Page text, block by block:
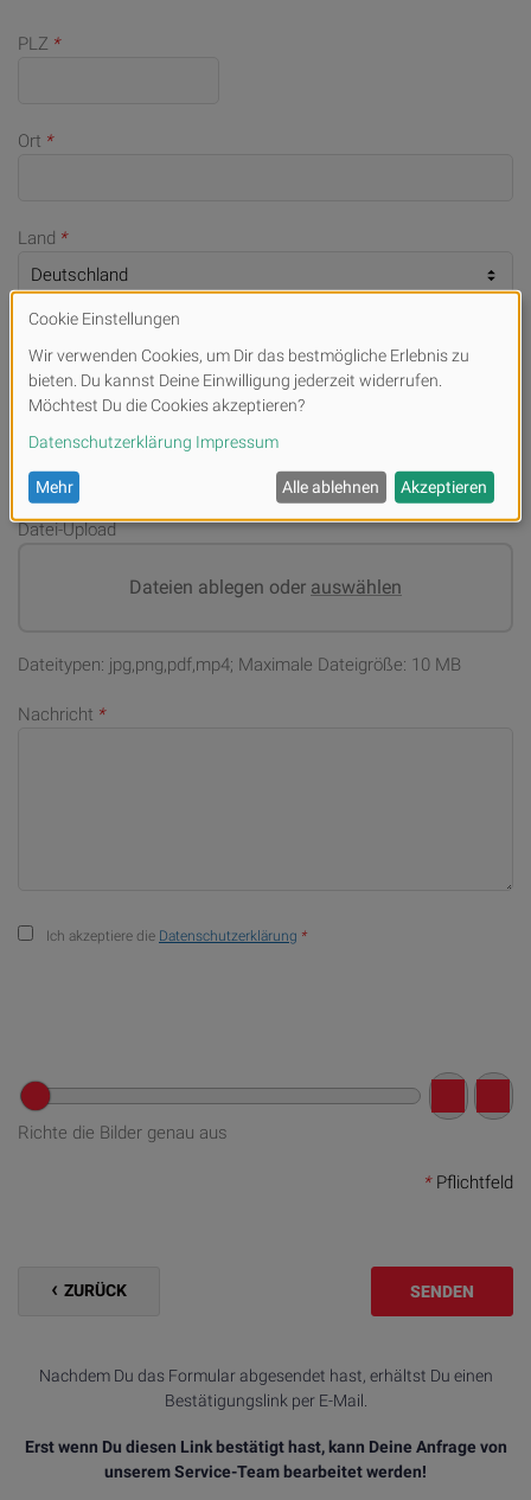
PLZ *
Ort *
Land *
Telefonnummer (bei Rückfragen)
E-Mail
Datei-Upload
Dateien ablegen oder auswählen
Dateitypen: jpg,png,pdf,mp4; Maximale Dateigröße: 10 MB
Nachricht *
Ich akzeptiere die Datenschutzerklärung *
Richte die Bilder genau aus
*Pflichtfeld
ZURÜCK SENDEN
Nachdem Du das Formular abgesendet hast, erhältst Du einen
Bestätigungslink per E-Mail.
Erst wenn Du diesen Link bestätigt hast, kann Deine Anfrage von
unserem Service-Team bearbeitet werden!